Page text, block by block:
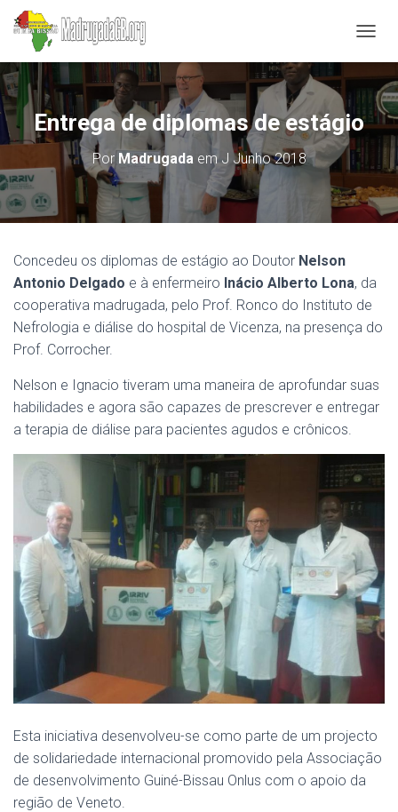
L
T
N
N
A
A
O
Entrega de diplomas de estágio
Por Madrugadaem J Junho 2018
Concedeu os diplomas de estágio ao Doutor Nelson
Antonio Delgado e à enfermeiro Inácio Alberto Lona, da
cooperativa madrugada, pelo Prof. Ronco do Instituto de
Nefrologia e diálise do hospital de Vicenza, na presença do
Prof. Corrocher.
Nelson e Ignacio tiveram uma maneira de aprofundar suas
habilidades e agora são capazes de prescrever e entregar
a terapia de diálise para pacientes agudos e crônicos.
Esta iniciativa desenvolveu-se como parte de um projecto
de solidariedade internacional promovido pela Associação
de desenvolvimento Guiné-Bissau Onlus com o apoio da
região de Veneto.